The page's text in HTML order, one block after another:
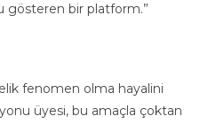
gösteren bir platform.”
fenomen olma hayalini
üyesi, bu amaçla çoktan